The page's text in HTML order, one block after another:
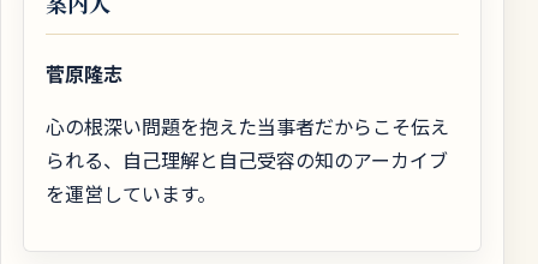
菅原隆志
心の根深い問題を抱えた当事者だからこそ伝え
られる、自己理解と自己受容の知のアーカイブ
を運営しています。